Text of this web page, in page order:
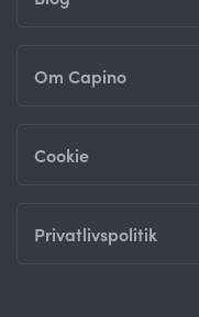
Om Capino
Cookie
Privatlivspolitik